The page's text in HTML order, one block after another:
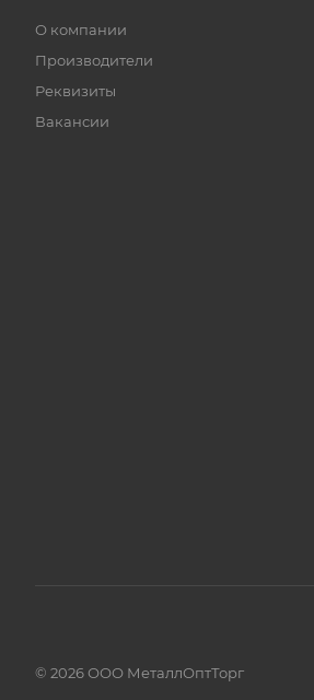
О компании
Производители
Реквизиты
Вакансии
© 2026 ООО МеталлОптТорг